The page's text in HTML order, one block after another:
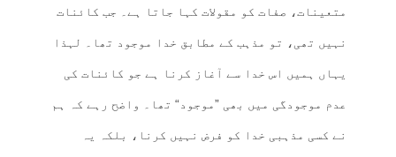
متعینات، صفات کو مقولات کہا جاتا ہے۔ جب کائنات
نہیں تھی، تو مذہب کے مطابق خدا موجود تھا۔ لہذا
یہاں ہمیں اس خدا سے آغاز کرنا ہے جو کائنات کی
عدم موجودگی میں بھی ”موجود“ تھا۔ واضح رہے کہ ہم
نے کسی مذہبی خدا کو فرض نہیں کرنا، بلکہ یہ